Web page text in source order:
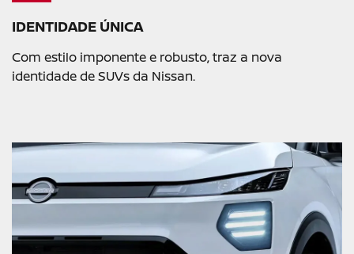
IDENTIDADE ÚNICA
Com estilo imponente e robusto, traz a nova
identidade de SUVs da Nissan.